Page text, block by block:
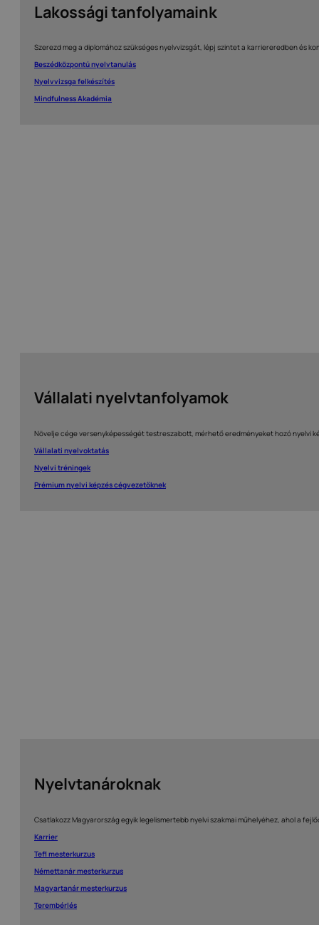
Lakossági tanfolyamaink
Szerezd meg a diplomához szükséges nyelvvizsgát, lépj szintet a karriereredben és
Beszédközpontú nyelvtanulás
Nyelvvizsga felkészítés
Mindfulness Akadémia
Vállalati nyelvtanfolyamok
Növelje cége versenyképességét testreszabott, mérhető eredményeket hozó nyelvi
Vállalati nyelvoktatás
Nyelvi tréningek
Prémium nyelvi képzés cégvezetőknek
Nyelvtanároknak
Csatlakozz Magyarország egyik legelismertebb nyelvi szakmai műhelyéhez, ahol a
Karrier
Tefl mesterkurzus
Némettanár mesterkurzus
Magyartanár mesterkurzus
Terembérlés